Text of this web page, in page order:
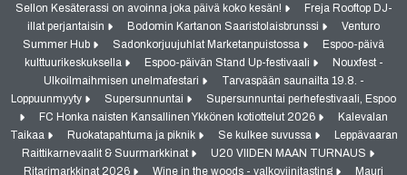
Sellon Kesäterassi on avoinna joka päivä koko kesän!
Freja Rooftop DJ-
illat perjantaisin
Bodomin Kartanon Saaristolaisbrunssi
Venturo
Summer Hub
Sadonkorjuujuhlat Marketanpuistossa
Espoo-päivä
kulttuurikeskuksella
Espoo-päivän Stand Up-festivaali
Nouxfest -
Ulkoilmaihmisen unelmafestari
Tarvaspään saunailta 19.8. -
Loppuunmyyty
Supersunnuntai
Supersunnuntai perhefestivaali, Espoo
FC Honka naisten Kansallinen Ykkönen kotiottelut 2026
Kalevalan
Taikaa
Ruokatapahtuma ja piknik Se kulkee suvussa
Leppävaaran
Raittikarnevaalit & Suurmarkkinat
U20 VIIDEN MAAN TURNAUS
Ritarimarkkinat 2026
Wine in the woods - valkoviinitasting Mauri